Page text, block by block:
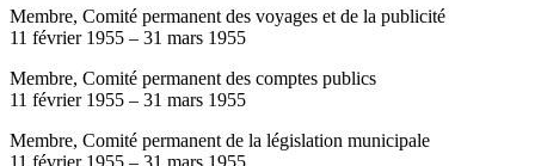
Membre, Comité permanent des voyages et de la publicité
11 février 1955 – 31 mars 1955
Membre, Comité permanent des comptes publics
11 février 1955 – 31 mars 1955
Membre, Comité permanent de la législation municipale